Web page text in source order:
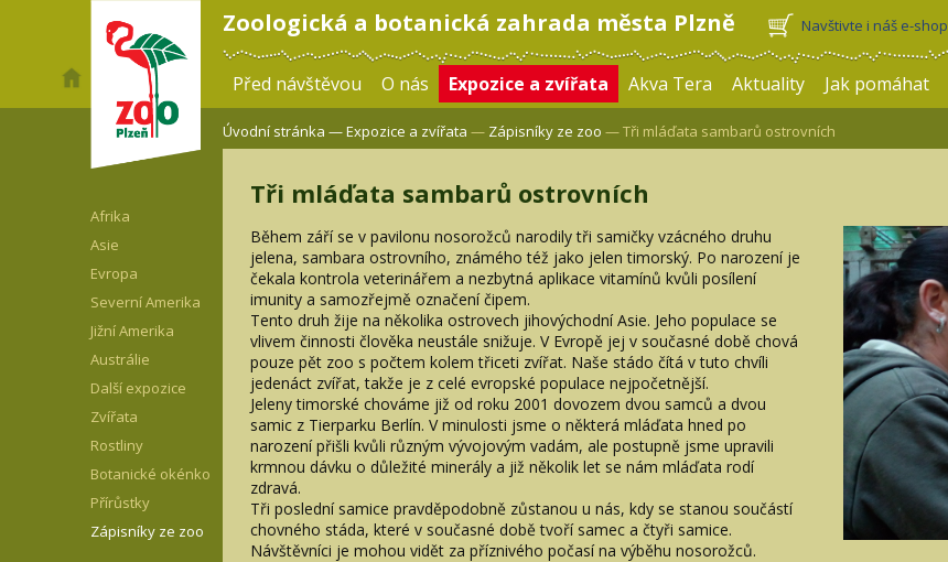
Zoologická a botanická zahrada města Plzně Navštivte i náš e-shop
Před návštěvou O nás Expozice a zvířata Akva Tera Aktuality Jak pomáhat
Afrika
Asie
Evropa
Severní Amerika
Jižní Amerika
Austrálie
Další expozice
Zvířata
Rostliny
Botanické okénko
Přírůstky
Zápisníky ze zoo
Úvodní stránka —Expozice a zvířata — Zápisníky ze zoo — Tři mláďata sambarů ostrovních
Tři mláďata sambarů ostrovních
Během září se v pavilonu nosorožců narodily tři samičky vzácného druhu
jelena, sambara ostrovního, známého též jako jelen timorský. Po narození je
čekala kontrola veterinářem a nezbytná aplikace vitamínů kvůli posílení
imunity a samozřejmě označení čipem.
Tento druh žije na několika ostrovech jihovýchodní Asie. Jeho populace se
vlivem činnosti člověka neustále snižuje. V Evropě jej v současné době chová
pouze pět zoo s počtem kolem třiceti zvířat. Naše stádo čítá v tuto chvíli
jedenáct zvířat, takže je z celé evropské populace nejpočetnější.
Jeleny timorské chováme již od roku 2001 dovozem dvou samců a dvou
samic z Tierparku Berlín. V minulosti jsme o některá mláďata hned po
narození přišli kvůli různým vývojovým vadám, ale postupně jsme upravili
krmnou dávku o důležité minerály a již několik let se nám mláďata rodí
zdravá.
Tři poslední samice pravděpodobně zůstanou u nás, kdy se stanou součástí
chovného stáda, které v současné době tvoří samec a čtyři samice.
Návštěvníci je mohou vidět za příznivého počasí na výběhu nosorožců.